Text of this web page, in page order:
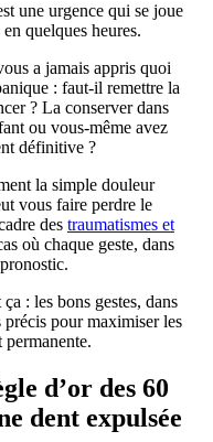
une urgence qui se joue
quelques heures.
a jamais appris quoi
: faut-il remettre la
? La conserver dans
ou vous-même avez
définitive ?
la simple douleur
vous faire perdre le
des traumatismes et
où chaque geste, dans
: les bons gestes, dans
précis pour maximiser les
permanente.
d’or des 60
dent expulsée